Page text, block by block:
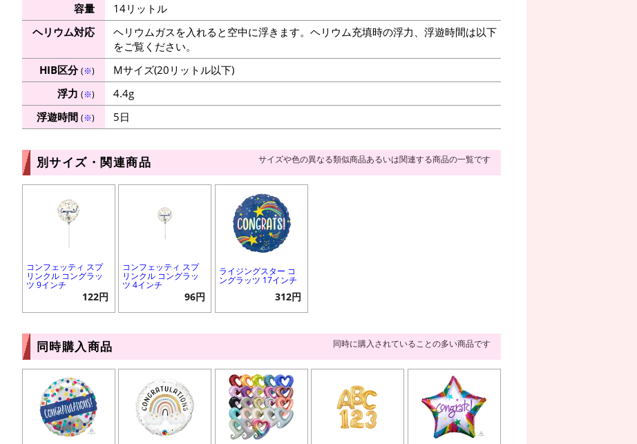
容量
14リットル
ヘリウム対応
ヘリウムガスを入れると空中に浮きます。ヘリウム充填時の浮力、浮遊時間は以下
をご覧ください。
HIB区分(※)
Mサイズ(20リットル以下)
浮力 (※)
4.4g
浮遊時間 (※) 5日
別サイズ・関連商品 サイズや色の異なる類似商品あるいは関連する商品の一覧です
コンフェッティ スプ
リンクル コングラッ
ツ 9インチ
122円
コンフェッティ スプ
リンクル コングラッ
ツ 4インチ
96円
ライジングスター コ
ングラッツ 17インチ
312円
同時購入商品 同時に購入されていることの多い商品です